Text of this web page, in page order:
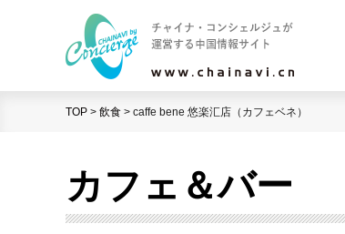
TOP > 飲食 > caffe bene 悠楽汇店（カフェベネ）
カフェ＆バー